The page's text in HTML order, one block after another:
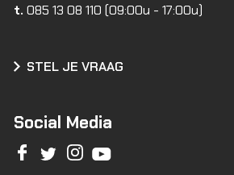
t. 085 13 08 110 (09:00u - 17:00u)
STEL JE VRAAG
Social Media